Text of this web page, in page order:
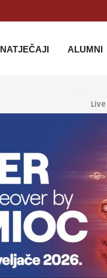
NATJEČAJI ALUMNI